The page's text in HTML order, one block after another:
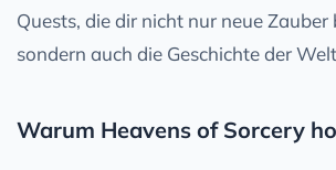
Quests, die dir nicht nur neue Zauber
sondern auch die Geschichte der
Warum Heavens of Sorcery